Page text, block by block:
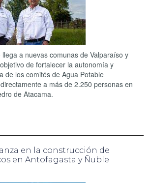
a nuevas comunas de Valparaíso y
de fortalecer la autonomía y
de los comités de Agua Potable
a más de 2.250 personas en
de Atacama.
en la construcción de
en Antofagasta y Ñuble